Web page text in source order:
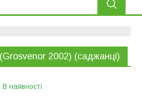
2002) (саджанці)
В наявності